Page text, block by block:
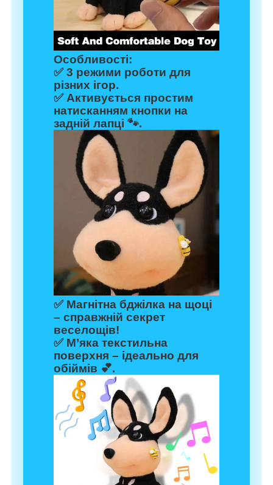
Особливості:
✅ 3 режими роботи для
різних ігор.
✅ Активується простим
натисканням кнопки на
задній лапці 🐾.
✅ Магнітна бджілка на щоці
– справжній секрет
веселощів!
✅ М’яка текстильна
поверхня – ідеально для
обіймів 💕.